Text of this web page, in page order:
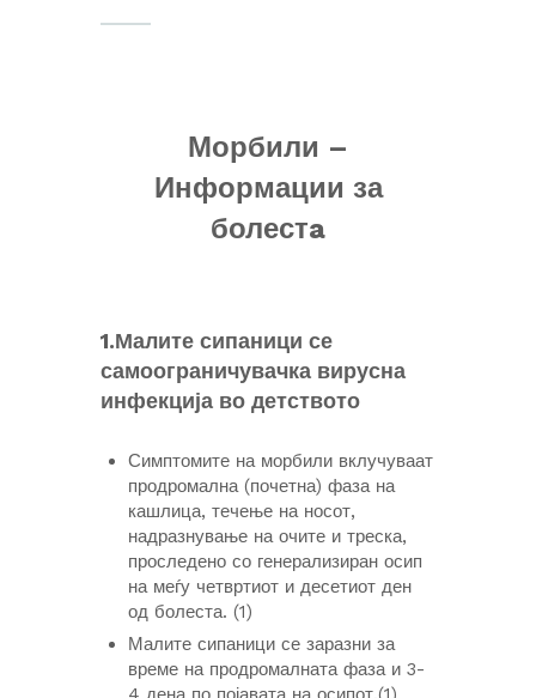
Морбили –
Информации за
болестa
1.Малите сипаници се
самоограничувачка вирусна
инфекција во детството
Симптомите на морбили вклучуваат
продромална (почетна) фаза на
кашлица, течење на носот,
надразнување на очите и треска,
проследено со генерализиран осип
на меѓу четвртиот и десетиот ден
од болеста. (1)
Малите сипаници се заразни за
време на продромалната фаза и 3-